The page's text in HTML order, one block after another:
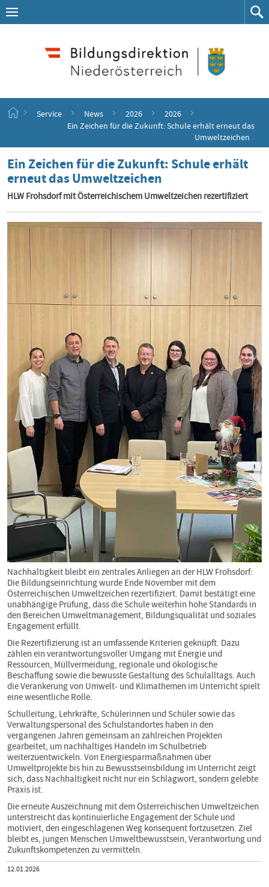
Zum
Inhalt
Navigation
Navigation
aufklappen
Zum
S
r
s
e
i
e
Service News 2026
2026
Ein Zeichen für die Zukunft: Schule erhält erneut das
Umweltzeichen
Ein Zeichen für die Zukunft: Schule erhält
erneut das Umweltzeichen
HLW Frohsdorf mit Österreichischem Umweltzeichen rezertifiziert
Nachhaltigkeit bleibt ein zentrales Anliegen an der HLW Frohsdorf:
Die Bildungseinrichtung wurde Ende November mit dem
Österreichischen Umweltzeichen rezertifiziert. Damit bestätigt eine
unabhängige Prüfung, dass die Schule weiterhin hohe Standards in
den Bereichen Umweltmanagement, Bildungsqualität und soziales
Engagement erfüllt.
Die Rezertifizierung ist an umfassende Kriterien geknüpft. Dazu
zählen ein verantwortungsvoller Umgang mit Energie und
Ressourcen, Müllvermeidung, regionale und ökologische
Beschaffung sowie die bewusste Gestaltung des Schulalltags. Auch
die Verankerung von Umwelt- und Klimathemen im Unterricht spielt
eine wesentliche Rolle.
Schulleitung, Lehrkräfte, Schülerinnen und Schüler sowie das
Verwaltungspersonal des Schulstandortes haben in den
vergangenen Jahren gemeinsam an zahlreichen Projekten
gearbeitet, um nachhaltiges Handeln im Schulbetrieb
weiterzuentwickeln. Von Energiesparmaßnahmen über
Umweltprojekte bis hin zu Bewusstseinsbildung im Unterricht zeigt
sich, dass Nachhaltigkeit nicht nur ein Schlagwort, sondern gelebte
Praxis ist.
Die erneute Auszeichnung mit dem Österreichischen Umweltzeichen
unterstreicht das kontinuierliche Engagement der Schule und
motiviert, den eingeschlagenen Weg konsequent fortzusetzen. Ziel
bleibt es, jungen Menschen Umweltbewusstsein, Verantwortung und
Zukunftskompetenzen zu vermitteln.
Veröffentlicht
12.01.2026